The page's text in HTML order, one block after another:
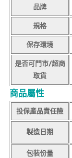
品牌
規格
保存環境
是否可門市/超商
取貨
商品屬性
投保產品責任險
製造日期
包裝份量